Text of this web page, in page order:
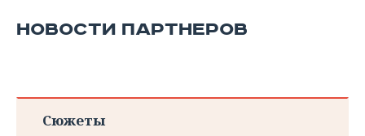
НОВОСТИ ПАРТНЕРОВ
Сюжеты